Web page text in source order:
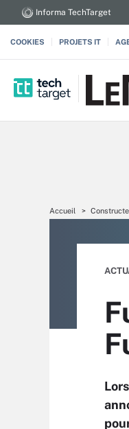
Informa TechTarget
COOKIES PROJETS IT
Accueil